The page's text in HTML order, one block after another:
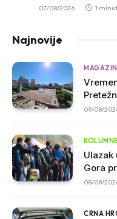
trotineta,
07/08/2026 1 minut
Najnovije
MAGAZIN
09/08/
Ulazak
Gora
08/08/
CRNA